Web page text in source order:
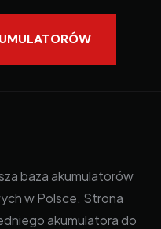
baza akumulatorów
w Polsce. Strona
akumulatora do